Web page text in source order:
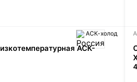
АСК-холод
АСК-